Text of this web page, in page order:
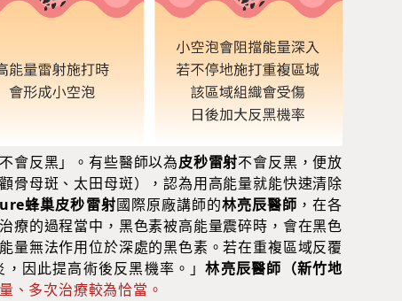
會反黑」。有些醫師以為皮秒雷射不會反黑，便放
骨母斑、太田母斑），認為用高能量就能快速清除
蜂巢皮秒雷射國際原廠講師的林亮辰醫師 ，在各
療的過程當中，黑色素被高能量震碎時，會在黑色
量無法作用位於深處的黑色素。若在重複區域反覆
因此提高術後反黑機率。」林亮辰醫師（新竹地
、多次治療較為恰當。